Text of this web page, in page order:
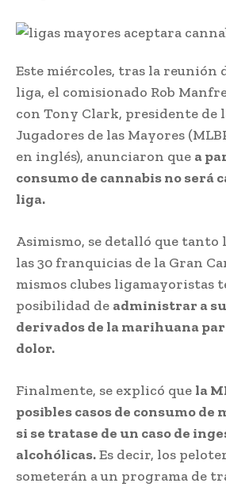
Este miércoles, tras la reunión
liga, el comisionado Rob
con Tony Clark, presidente de
Jugadores de las Mayores
en inglés), anunciaron que a
consumo de cannabis no será
liga.
Asimismo, se detalló que tanto
las 30 franquicias de la Gran
mismos clubes ligamayoristas
posibilidad de administrar a
derivados de la marihuana
dolor.
Finalmente, se explicó que la
posibles casos de consumo de
si se tratase de un caso de
alcohólicas.Es decir, los
someterán a un programa de